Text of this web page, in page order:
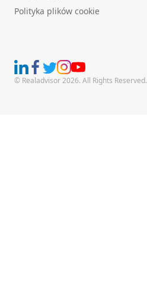
Polityka plików cookie
© Realadvisor 2026. All Rights Reserved.